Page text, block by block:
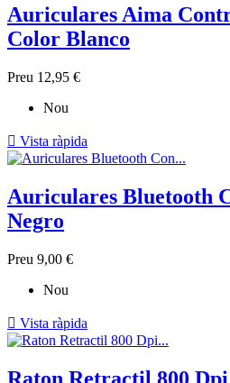
Auriculares Aima
Color Blanco
Preu 12,95 €
Nou
 Vista ràpida
Auriculares Bluetooth
Negro
Preu 9,00 €
Nou
 Vista ràpida